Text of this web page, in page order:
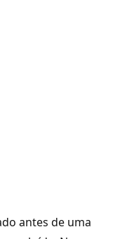
antes de uma